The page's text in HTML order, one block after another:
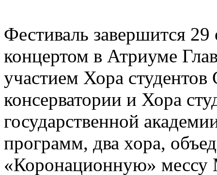
Фестиваль завершится
концертом в Атриуме
участием Хора
консерватории и Хора
государственной
программ, два хора,
«Коронационную» мессу